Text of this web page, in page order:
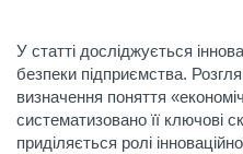
У статті досліджується
безпеки підприємства.
визначення поняття
систематизовано її ключові
приділяється ролі